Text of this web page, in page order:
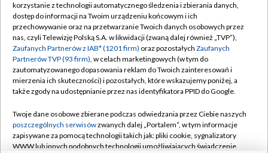
TVP
Abonament TVP
Emisja w TVP
Centrum informacji TVP
Naziemna Telewizja Cyfrowa
Rada Programowa
System NOS
Regulamin TVP
Polityka prywatności
Moje zgody
Pomoc
Kontakt
korzystanie z technologii automatycznego śledzenia i zbierania danych,
dostęp do informacji na Twoim urządzeniu końcowym i ich
przechowywanie oraz na przetwarzanie Twoich danych osobowych przez
nas, czyli Telewizję Polską S.A. w likwidacji (zwaną dalej również „TVP”),
Zaufanych Partnerów z IAB* (1201 firm) oraz pozostałych Zaufanych
Partnerów TVP (93 firm), w celach marketingowych (w tym do
zautomatyzowanego dopasowania reklam do Twoich zainteresowań i
mierzenia ich skuteczności) i pozostałych, które wskazujemy poniżej, a
także zgody na udostępnianie przez nas identyfikatora PPID do Google.
Twoje dane osobowe zbierane podczas odwiedzania przez Ciebie naszych
poszczególnych serwisówzwanych dalej „Portalem”, w tym informacje
zapisywane za pomocą technologii takich jak: pliki cookie, sygnalizatory
WWW lub innych podobnych technologii umożliwiających świadczenie